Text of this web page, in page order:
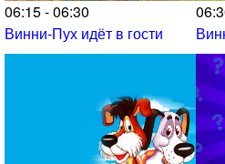
06:15 - 06:30
Винни-Пух идёт в гости